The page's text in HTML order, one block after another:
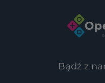
Bądź z